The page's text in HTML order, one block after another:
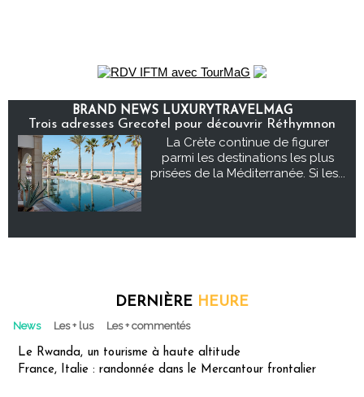
BRAND NEWS LUXURYTRAVELMAG
Trois adresses Grecotel pour découvrir Réthymnon
La Crète continue de figurer
parmi les destinations les plus
prisées de la Méditerranée. Si les...
DERNIÈRE HEURE
News Les + lus Les + commentés
Le Rwanda, un tourisme à haute altitude
France, Italie : randonnée dans le Mercantour frontalier